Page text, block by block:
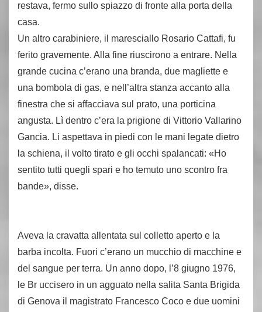
restava, fermo sullo spiazzo di fronte alla porta della
casa.
Un altro carabiniere, il maresciallo Rosario Cattafi, fu
ferito gravemente. Alla fine riuscirono a entrare. Nella
grande cucina c’erano una branda, due magliette e
una bombola di gas, e nell’altra stanza accanto alla
finestra che si affacciava sul prato, una porticina
angusta. Lì dentro c’era la prigione di Vittorio Vallarino
Gancia. Li aspettava in piedi con le mani legate dietro
la schiena, il volto tirato e gli occhi spalancati: «Ho
sentito tutti quegli spari e ho temuto uno scontro fra
bande», disse.
Aveva la cravatta allentata sul colletto aperto e la
barba incolta. Fuori c’erano un mucchio di macchine e
del sangue per terra. Un anno dopo, l’8 giugno 1976,
le Br uccisero in un agguato nella salita Santa Brigida
di Genova il magistrato Francesco Coco e due uomini